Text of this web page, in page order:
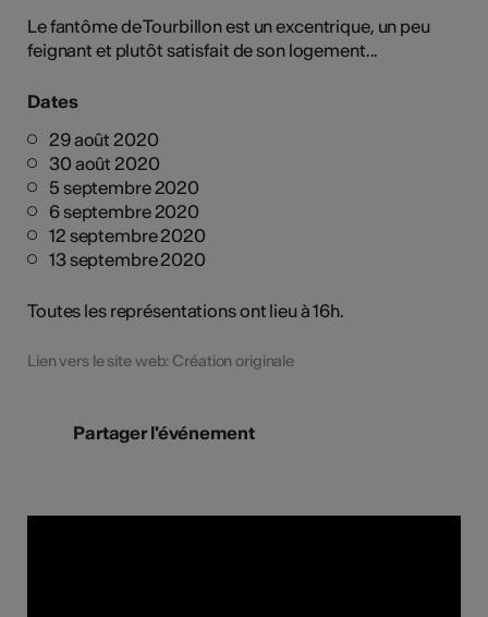
Le fantôme de Tourbillon est un excentrique, un peu
feignant et plutôt satisfait de son logement...
Dates
29 août 2020
30 août 2020
5 septembre 2020
6 septembre 2020
12 septembre 2020
13 septembre 2020
Toutes les représentations ont lieu à 16h.
Lien vers le site web: Création originale
Partager l'événement